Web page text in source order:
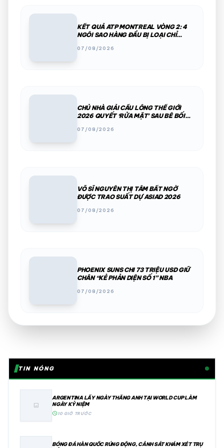
KẾT QUẢ ATP MONTREAL VÒNG 2: 4
NGÔI SAO HÀNG ĐẦU BỊ LOẠI CHỈ
07/08/2026
CHỦ NHÀ GIẢI CẦU LÔNG THẾ GIỚI
2026 QUYẾT ‘RỬA MẶT’ SAU BÊ BỐI
07/08/2026
VÕ SĨ NGUYỄN THỊ TÂM BẤT NGỜ
ĐƯỢC TRAO SUẤT DỰ ASIAD 2026
07/08/2026
PHOENIX SUNS CHI 73 TRIỆU USD GIỮ
CHÂN “KẺ PHẢN DIỆN SỐ 1” NBA
07/08/2026
TIN NÓNG
image
ARGENTINA LẤY NGÀY THẮNG ANH TẠI WORLD CUP LÀM
NGÀY KỶ NIỆM
schedule10 GIỜ TRƯỚC
BÓNG ĐÁ HÀN QUỐC RÚNG ĐỘNG, CẢNH SÁT KHÁM XÉT TRỤ